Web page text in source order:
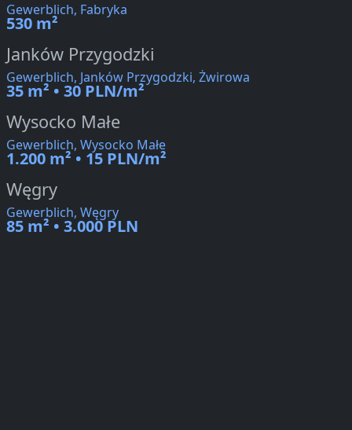
Gewerblich, Fabryka
530 m²
Janków Przygodzki
Gewerblich, Janków Przygodzki, Żwirowa
35 m² • 30 PLN/m²
Wysocko Małe
Gewerblich, Wysocko Małe
1.200 m² • 15 PLN/m²
Węgry
Gewerblich, Węgry
85 m² • 3.000 PLN